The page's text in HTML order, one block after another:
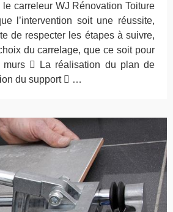
carreleur WJ Rénovation Toiture
l’intervention soit une réussite,
de respecter les étapes à suivre,
du carrelage, que ce soit pour
 La réalisation du plan de
du support  …